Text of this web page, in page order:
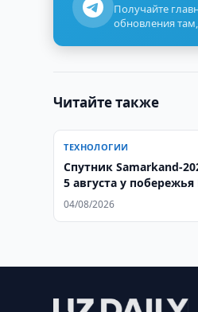
Получайте
обновления
Читайте также
ТЕХНОЛОГИИ
Спутник Samarkand-
5 августа у побережья
04/08/2026